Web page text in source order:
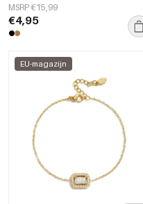
eenvoudige, alledaagse serie,
damessieraden
MSRP €15,99
€4,95
EU-magazijn